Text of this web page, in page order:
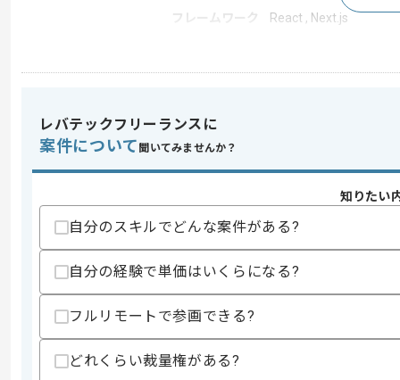
フレームワーク
React , Next.js
業務内容
新規開発 , システム開
求めるスキル
・Webアプリケーション開発における
・静的型付け言語を用いたバックエンド
・ReactまたはNext.jsを用いたフロント
歓迎スキル
・下記などを考慮した設計や実装経験
-拡張性
-テスタビリティ
レバテックフリーランスに
案件について 聞いてみませんか？
知りたい
自分のスキルでどんな案件がある?
自分の経験で単価はいくらになる?
フルリモートで参画できる?
どれくらい裁量権がある?